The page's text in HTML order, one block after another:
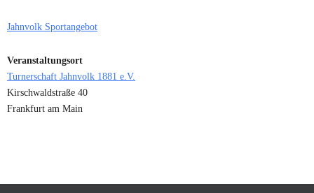
Jahnvolk Sportangebot
Veranstaltungsort
Turnerschaft Jahnvolk 1881 e.V.
Kirschwaldstraße 40
Frankfurt am Main